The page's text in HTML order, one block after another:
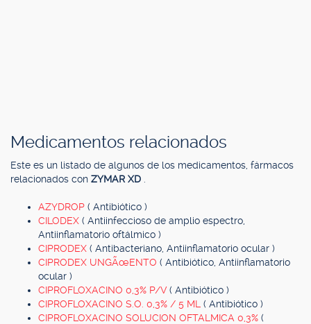
Medicamentos relacionados
Este es un listado de algunos de los medicamentos, fármacos
relacionados con ZYMAR XD
AZYDROP ( Antibiótico )
CILODEX ( Antiinfeccioso de amplio espectro,
Antiinflamatorio oftálmico )
CIPRODEX ( Antibacteriano, Antiinflamatorio ocular )
CIPRODEX UNGÃœENTO ( Antibiótico, Antiinflamatorio
ocular )
CIPROFLOXACINO 0,3% P/V( Antibiótico )
CIPROFLOXACINO S.O. 0,3% / 5 ML ( Antibiótico )
CIPROFLOXACINO SOLUCION OFTALMICA 0,3% (